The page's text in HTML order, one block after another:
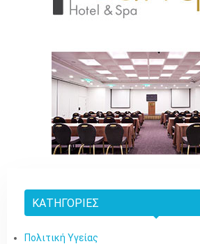
ΚΑΤΗΓΟΡΊΕΣ
Πολιτική Υγείας